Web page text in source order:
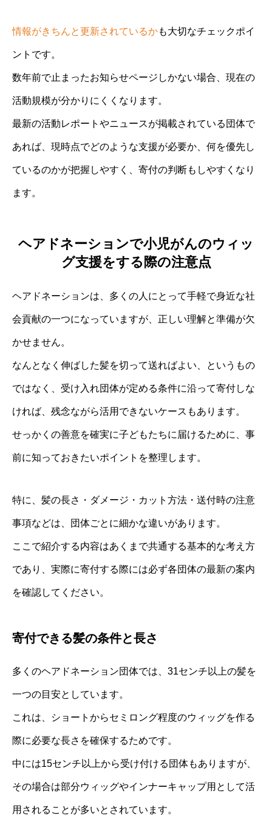
情報がきちんと更新されているかも大切なチェックポイ
ントです。
数年前で止まったお知らせページしかない場合、現在の
活動規模が分かりにくくなります。
最新の活動レポートやニュースが掲載されている団体で
あれば、現時点でどのような支援が必要か、何を優先し
ているのかが把握しやすく、寄付の判断もしやすくなり
ます。
ヘアドネーションで小児がんのウィッ
グ支援をする際の注意点
ヘアドネーションは、多くの人にとって手軽で身近な社
会貢献の一つになっていますが、正しい理解と準備が欠
かせません。
なんとなく伸ばした髪を切って送ればよい、というもの
ではなく、受け入れ団体が定める条件に沿って寄付しな
ければ、残念ながら活用できないケースもあります。
せっかくの善意を確実に子どもたちに届けるために、事
前に知っておきたいポイントを整理します。
特に、髪の長さ・ダメージ・カット方法・送付時の注意
事項などは、団体ごとに細かな違いがあります。
ここで紹介する内容はあくまで共通する基本的な考え方
であり、実際に寄付する際には必ず各団体の最新の案内
を確認してください。
寄付できる髪の条件と長さ
多くのヘアドネーション団体では、31センチ以上の髪を
一つの目安としています。
これは、ショートからセミロング程度のウィッグを作る
際に必要な長さを確保するためです。
中には15センチ以上から受け付ける団体もありますが、
その場合は部分ウィッグやインナーキャップ用として活
用されることが多いとされています。